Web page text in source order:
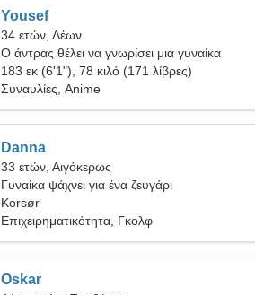
Yousef
34 ετών, Λέων
Ο άντρας θέλει να γνωρίσει μια γυναίκα
183 εκ (6'1"), 78 κιλό (171 λίβρες)
Συναυλίες, Anime
Danna
33 ετών, Αιγόκερως
Γυναίκα ψάχνει για ένα ζευγάρι
Korsør
Επιχειρηματικότητα, Γκολφ
Oskar